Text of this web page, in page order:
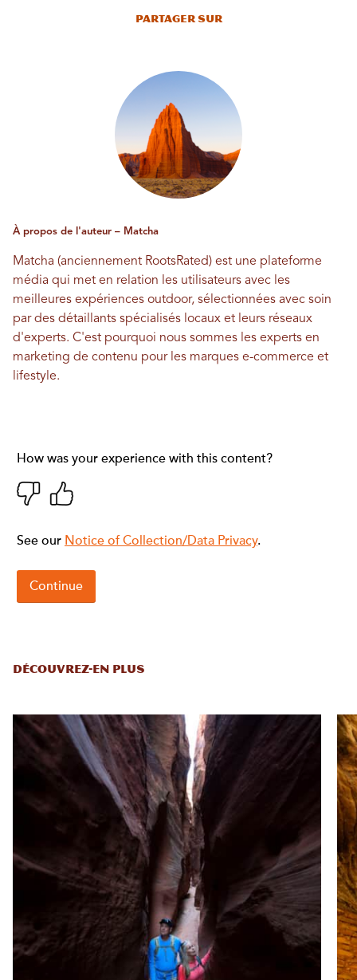
Partager sur
À propos de l'auteur – Matcha
Matcha (anciennement RootsRated) est une plateforme
média qui met en relation les utilisateurs avec les
meilleures expériences outdoor, sélectionnées avec soin
par des détaillants spécialisés locaux et leurs réseaux
d'experts. C'est pourquoi nous sommes les experts en
marketing de contenu pour les marques e-commerce et
lifestyle.
DÉCOUVREZ-EN PLUS